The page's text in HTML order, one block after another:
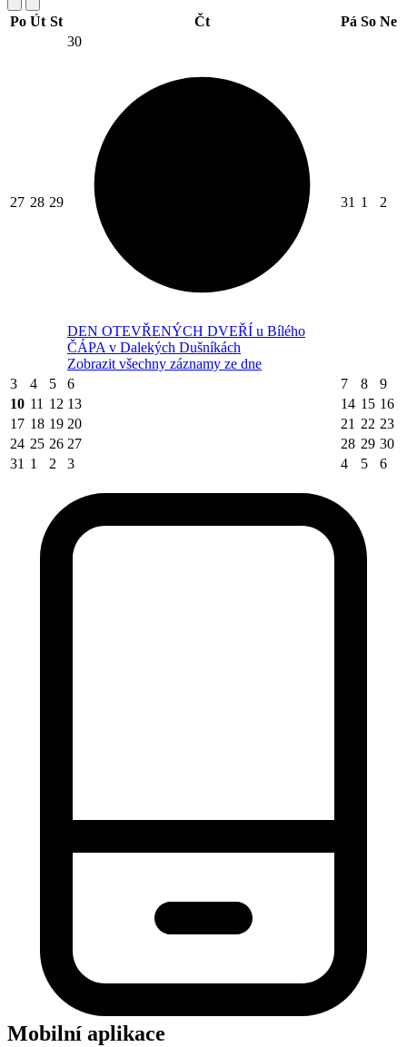
Po Út St Čt Pá So Ne
27 28 29
30
DEN OTEVŘENÝCH DVEŘÍ u Bílého
ČÁPA v Dalekých Dušníkách
Zobrazit všechny záznamy ze dne
31 1 2
3 4 5 6 7 8
9
10 11 12 13 14 15 16
17 18 19 20 21 22 23
24 25 26 27 28 29 30
31 1 2 3 4 5 6
Mobilní aplikace